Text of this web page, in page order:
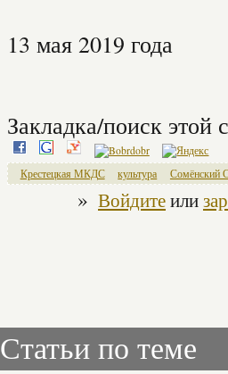
13 мая 2019 года
Закладка/поиск этой
Крестецкая МКДС культура Сомёнский
» Войдитеили
Статьи по теме